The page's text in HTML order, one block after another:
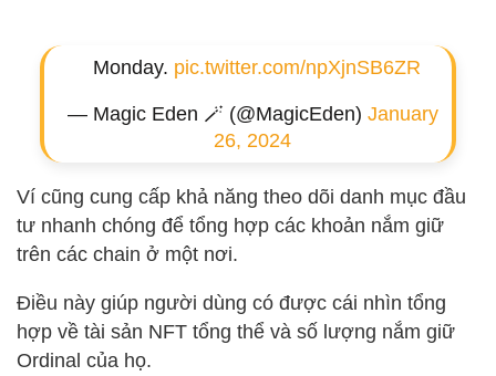
Monday. pic.twitter.com/npXjnSB6ZR
— Magic Eden 🪄 (@MagicEden) January
26, 2024
Ví cũng cung cấp khả năng theo dõi danh mục đầu
tư nhanh chóng để tổng hợp các khoản nắm giữ
trên các chain ở một nơi.
Điều này giúp người dùng có được cái nhìn tổng
hợp về tài sản NFT tổng thể và số lượng nắm giữ
Ordinal của họ.